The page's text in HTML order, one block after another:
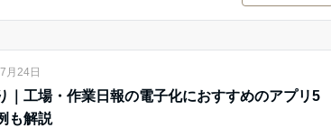
月24日
｜工場・作業日報の電子化におすすめのアプリ5
も解説